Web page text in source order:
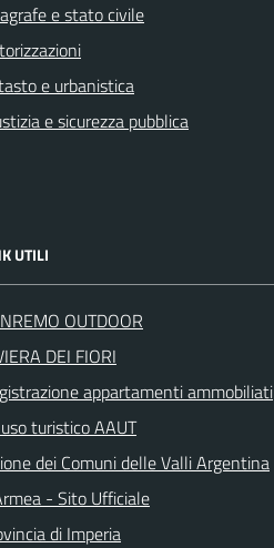
e stato civile
e urbanistica
e sicurezza pubblica
UTILI
OUTDOOR
DEI FIORI
appartamenti ammobiliati
turistico AAUT
dei Comuni delle Valli Argentina
- Sito Ufficiale
di Imperia